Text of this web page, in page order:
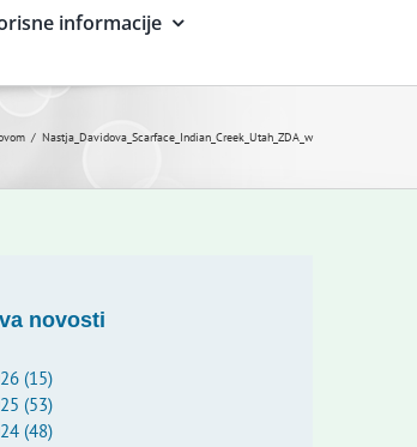
informacije
Nastja_Davidova_Scarface_Indian_Creek_Utah_ZDA_w
novosti
(15)
(53)
(48)